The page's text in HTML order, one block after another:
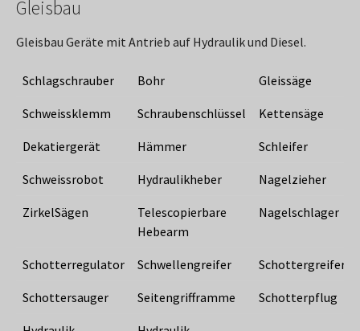
Gleisbau
Gleisbau Geräte mit Antrieb auf Hydraulik und Diesel.
Schlagschrauber Bohr Gleissäge
Schweissklemm Schraubenschlüssel Kettensäge
Dekatiergerät Hämmer Schleifer
Schweissrobot Hydraulikheber Nagelzieher
ZirkelSägen
Telescopierbare
Hebearm
Nagelschlager
Schotterregulator Schwellengreifer Schottergreifer
Schottersauger Seitengrifframme Schotterpflug